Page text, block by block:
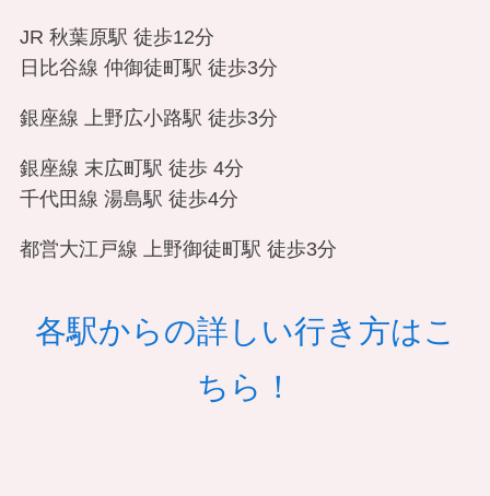
JR 秋葉原駅 徒歩12分
日比谷線 仲御徒町駅 徒歩3分
銀座線 上野広小路駅 徒歩3分
銀座線 末広町駅 徒歩 4分
千代田線 湯島駅 徒歩4分
都営大江戸線 上野御徒町駅 徒歩3分
各駅からの詳しい行き方はこ
ちら！